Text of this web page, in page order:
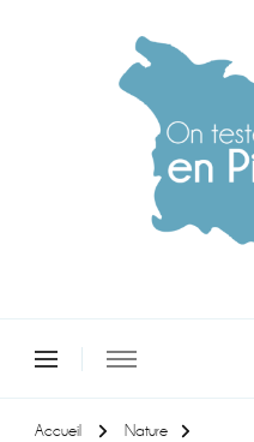
Accueil Nature